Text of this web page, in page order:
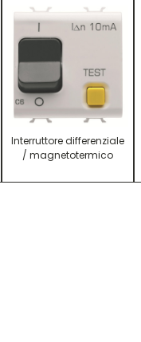
Interruttore differenziale
/ magnetotermico